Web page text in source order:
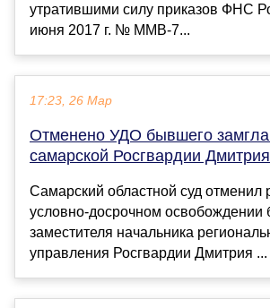
утратившими силу приказов ФНС
июня 2017 г. № ММВ-7...
17:23, 26 Мар
Отменено УДО бывшего
самарской Росгвардии
Самарский областной суд отменил
условно-досрочном освобождении
заместителя начальника
управления Росгвардии Дмитрия ...